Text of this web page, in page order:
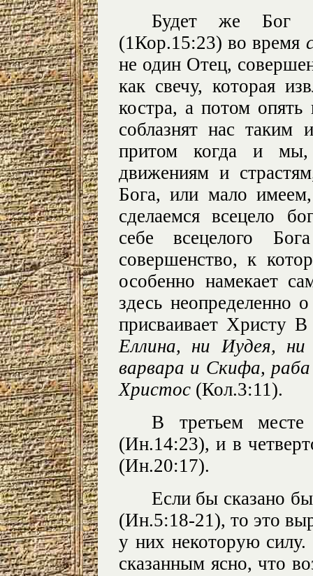
Будет же Бог
(1Кор.15:23) во время
не один Отец,
как свечу, которая
костра, а потом опять
соблазнят нас таким
притом когда и мы,
движениям и
Бога, или мало
сделаемся всецело
себе всецелого
совершенство, к
особенно намекает
здесь неопределенно
присваивает Христу
Еллина, ни Иудея, ни
варвара и Скифа, раба
Христос (Кол.3:11).
В третьем
(Ин.14:23), и в
(Ин.20:17).
Если бы сказано
(Ин.5:18-21), то это
у них некоторую
сказанным ясно, что